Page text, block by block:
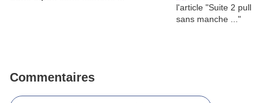
Commentaires